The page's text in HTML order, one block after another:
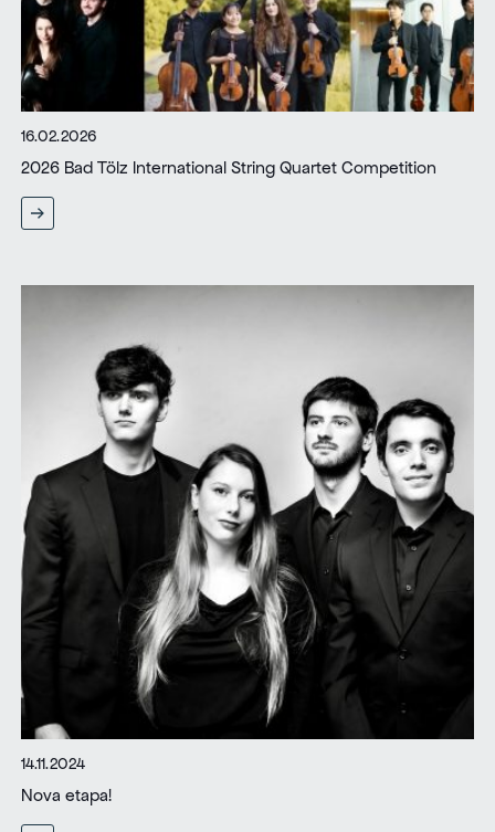
16.02.2026
2026 Bad Tölz International String Quartet Competition
14.11.2024
Nova etapa!